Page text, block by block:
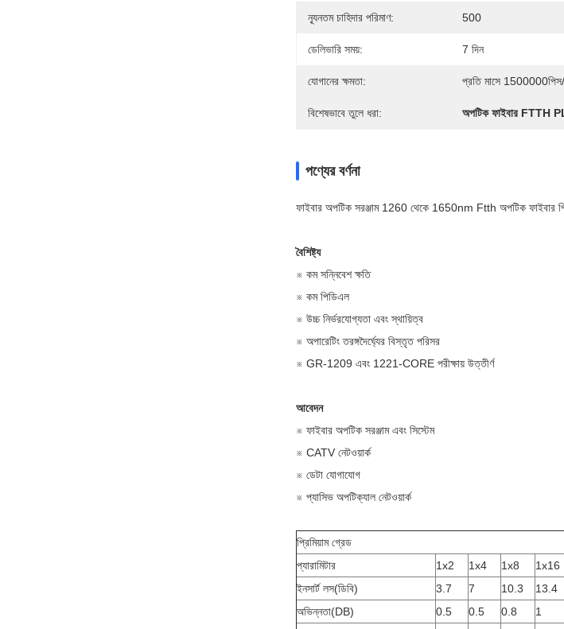
ন্যূনতম চাহিদার পরিমাণ: 500
ডেলিভারি সময়: 7 দিন
যোগানের ক্ষমতা: প্রতি মাসে
বিশেষভাবে তুলে ধরা: অপটিক ফাইবার FTTH
পণ্যের বর্ণনা
ফাইবার অপটিক সরঞ্জাম 1260 থেকে 1650nm Ftth অপটিক
বৈশিষ্ট্য
※ কম সন্নিবেশ ক্ষতি
※ কম পিডিএল
※ উচ্চ নির্ভরযোগ্যতা এবং স্থায়িত্ব
※ অপারেটিং তরঙ্গদৈর্ঘ্যের বিস্তৃত পরিসর
※ GR-1209 এবং 1221-CORE পরীক্ষায় উত্তীর্ণ
আবেদন
※ ফাইবার অপটিক সরঞ্জাম এবং সিস্টেম
※ CATV নেটওয়ার্ক
※ ডেটা যোগাযোগ
※ প্যাসিভ অপটিক্যাল নেটওয়ার্ক
প্রিমিয়াম গ্রেড
প্যারামিটার
1x2 1x4 1x8 1x16
ইনসার্ট লস(ডিবি)
3.7 7 10.3 13.4
অভিন্নতা(dB)
0.5 0.5 0.8 1